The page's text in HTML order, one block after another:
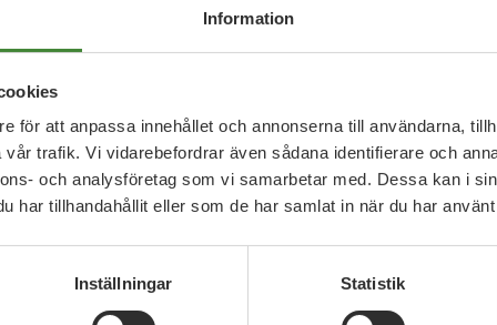
Information
för att anpassa innehållet och annonserna till användarna,
trafik. Vi vidarebefordrar även sådana identifierare och
och analysföretag som vi samarbetar med. Dessa kan i
har tillhandahållit eller som de har samlat in när du har
Inställningar Statistik
Relaterade nyheter